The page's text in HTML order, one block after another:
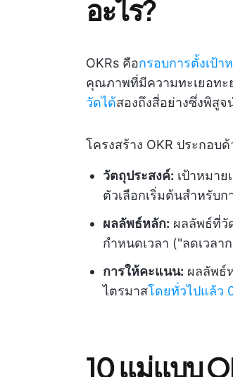
อะไร?
OKRs คือกรอบการตั้งเป้า
คุณภาพที่มีความทะเยอทะ
วัดได้สองถึงสี่อย่างซึ่งพิสู
โครงสร้าง OKR ประกอบ
วัตถุประสงค์: เป้าหมา
ตัวเลือกเริ่มต้นสำหรับ
ผลลัพธ์หลัก: ผลลัพธ์ที่วั
กำหนดเวลา ("ลดเวลา
การให้คะแนน: ผลลัพธ์
ไตรมาสโดยทั่วไปแล้ว
10 แม่แบบ